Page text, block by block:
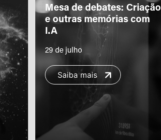
Mesa de debates: Criação
e outras memórias com
I.A
29 de julho
Saiba mais